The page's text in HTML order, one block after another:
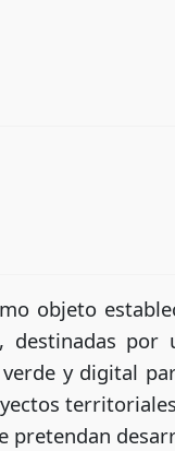
objeto
destinadas
y digital